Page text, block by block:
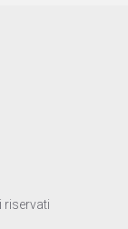
riservati